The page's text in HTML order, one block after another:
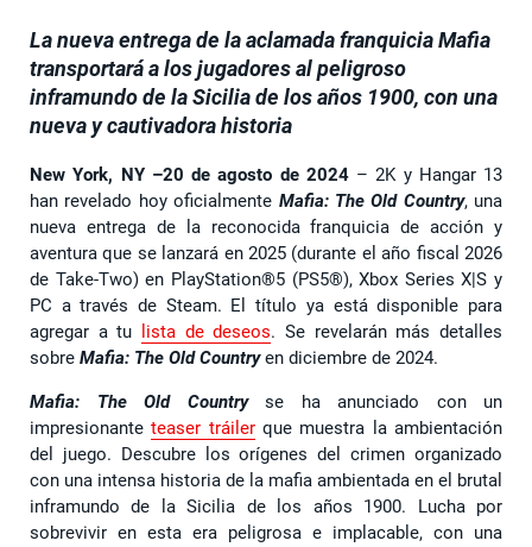
La nueva entrega de la aclamada franquicia Mafia
transportará a los jugadores al peligroso
inframundo de la Sicilia de los años 1900, con una
nueva y cautivadora historia
New York, NY –20 de agosto de 2024– 2K y Hangar 13
han revelado hoy oficialmente Mafia: The Old Country, una
nueva entrega de la reconocida franquicia de acción y
aventura que se lanzará en 2025 (durante el año fiscal 2026
de Take-Two) en PlayStation®5 (PS5®), Xbox Series X|S y
PC a través de Steam. El título ya está disponible para
agregar a tu
lista de deseos. Se revelarán más detalles
sobre Mafia: The Old Countryen diciembre de 2024.
Mafia: The Old Countryse ha anunciado con un
impresionanteteaser tráilerque muestra la ambientación
del juego. Descubre los orígenes del crimen organizado
con una intensa historia de la mafia ambientada en el brutal
inframundo de la Sicilia de los años 1900. Lucha por
sobrevivir en esta era peligrosa e implacable, con una